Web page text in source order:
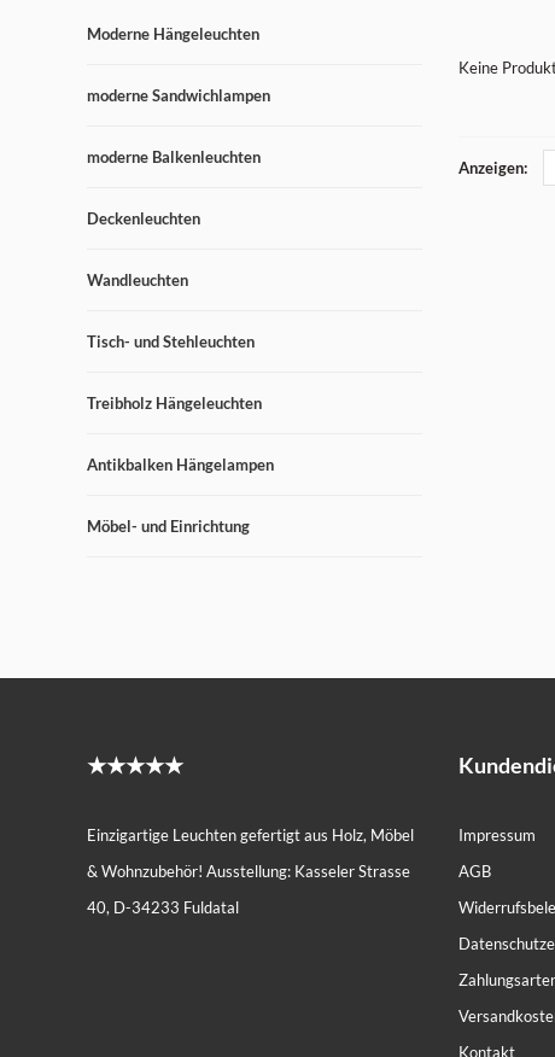
Moderne Hängeleuchten
moderne Sandwichlampen
moderne Balkenleuchten
Deckenleuchten
Wandleuchten
Tisch- und Stehleuchten
Treibholz Hängeleuchten
Antikbalken Hängelampen
Möbel- und Einrichtung
Keine
Anzeigen:
★★★★★
Einzigartige Leuchten gefertigt aus Holz, Möbel
& Wohnzubehör! Ausstellung: Kasseler Strasse
40, D-34233 Fuldatal
Impressum
AGB
Kontakt